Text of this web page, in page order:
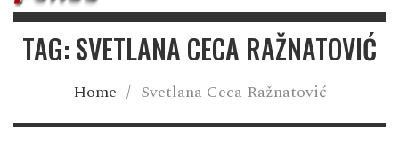
TAG: SVETLANA CECA RAŽNATOVIĆ
Home / Svetlana Ceca Ražnatović